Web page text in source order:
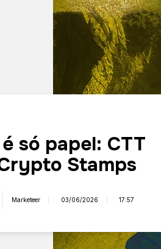
só papel: CTT
Stamps
Marketeer 03/06/2026 17:57